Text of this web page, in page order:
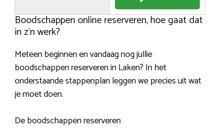
Boodschappen online reserveren, hoe gaat dat
in z’n werk?
Meteen beginnen en vandaag nog jullie
boodschappen reserveren in Laken? In het
onderstaande stappenplan leggen we precies uit wat
je moet doen.
De boodschappen reserveren